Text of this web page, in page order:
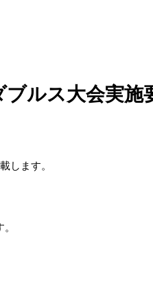
ルス大会実施
します。